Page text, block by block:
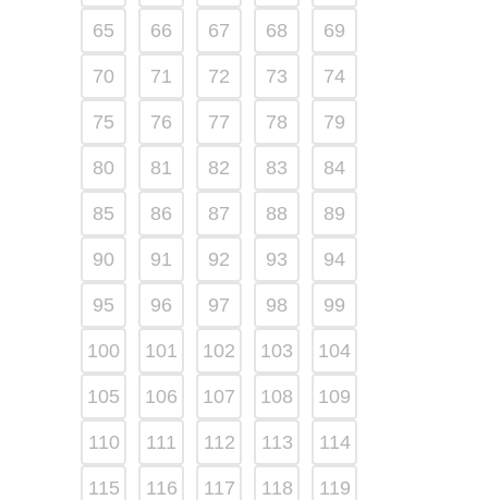
65 66 67 68 69
70 71 72 73 74
75 76 77 78 79
80 81 82 83 84
85 86 87 88 89
90 91 92 93 94
95 96 97 98 99
100 101 102 103 104
105 106 107 108 109
110 111 112 113 114
115 116 117 118 119